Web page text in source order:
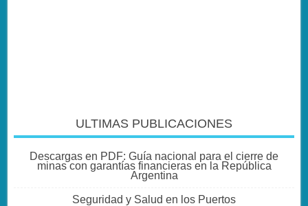
ULTIMAS PUBLICACIONES
Descargas en PDF: Guía nacional para el cierre de
minas con garantías financieras en la República
Argentina
Seguridad y Salud en los Puertos